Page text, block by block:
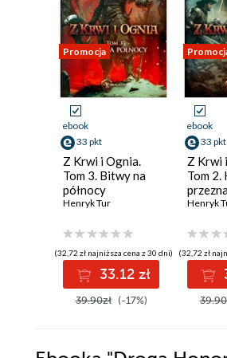
Promocja
ebook
33 pkt
Z Krwi i Ognia.
Tom 3. Bitwy na
północy
Henryk Tur
(32,72 zł najniższa cena z 30 dni)
33.12 zł
39.90zł (-17%)
ebook
33 pkt
Z Krwi
Tom 2.
Henryk
(32,72 zł